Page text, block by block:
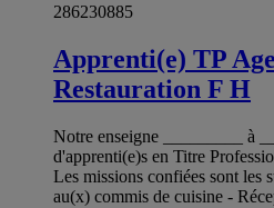
286230885
Apprenti(e) TP
Restauration F H
Notre enseigne _________ à
d'apprenti(e)s en Titre
Les missions confiées sont les
au(x) commis de cuisine -